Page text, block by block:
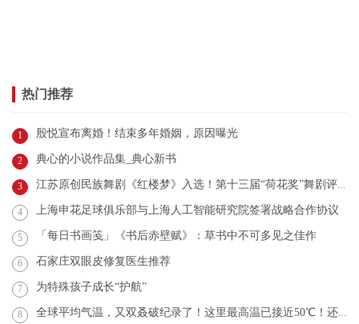
热门推荐
1 殷悦宣布离婚！结束多年婚姻，原因曝光
2 典心的小说作品集_典心新书
3 江苏原创民族舞剧《红楼梦》入选！第十三届“荷花奖”舞剧评奖结果公示
4 上海申花足球俱乐部与上海人工智能研究院签署战略合作协议
5 「每日书画笺」《书后赤壁赋》：草书中不可多见之佳作
6 石家庄双眼皮修复医生推荐
7 为特殊孩子成长“护航”
8 全球平均气温，又双叒破纪录了！这里最高温已接近50℃！还会更热？